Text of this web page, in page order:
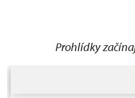
Prohlídky